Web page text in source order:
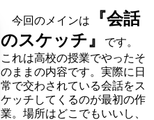
今回のメインは 『会話
のスケッチ』
です。
これは高校の授業でやったそ
のままの内容です。実際に日
常で交わされている会話をス
ケッチしてくるのが最初の作
業。場所はどこでもいいし、